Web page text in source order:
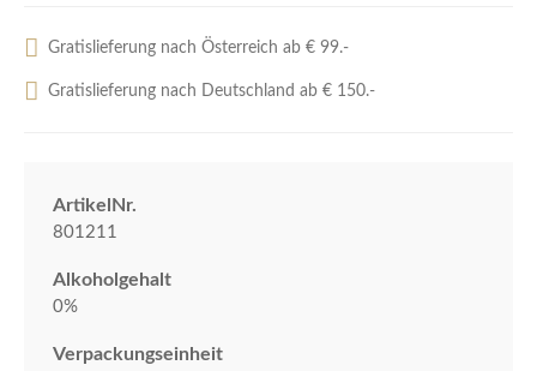
Gratislieferung nach Österreich ab € 99.-
Gratislieferung nach Deutschland ab € 150.-
ArtikelNr.
801211
Alkoholgehalt
0%
Verpackungseinheit